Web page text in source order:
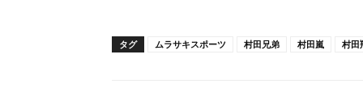
タグ ムラサキスポーツ 村田兄弟 村田嵐 村田